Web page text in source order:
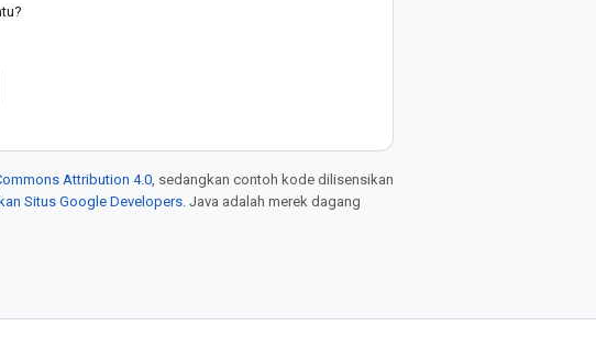
Attribution 4.0 , sedangkan contoh kode dilisensikan
Situs Google Developers . Java adalah merek dagang